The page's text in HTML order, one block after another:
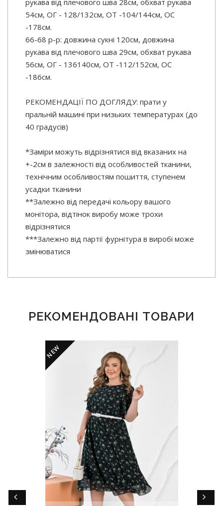
рукава від плечового шва 28см, обхват рукава
54см, ОГ - 128/132см, ОТ -104/144см, OC
-178см.
66-68 р-р: довжина сукні 120см, довжина
рукава від плечового шва 29см, обхват рукава
56см, ОГ - 136140см, ОТ -112/152см, OC
-186см.
РЕКОМЕНДАЦІЇ ПО ДОГЛЯДУ: прати у
пральній машині при низьких температурах (до
40 градусів)
*Заміри можуть відрізнятися від вказаних на
+-2см в залежності від особливостей тканини,
технічним особливостям пошиття, ступенем
усадки тканини
**Залежно від передачі кольору вашого
монітора, відтінок виробу може трохи
відрізнятися
***Залежно від партії фурнітура в виробі може
змінюватися
РЕКОМЕНДОВАНІ ТОВАРИ
NEW